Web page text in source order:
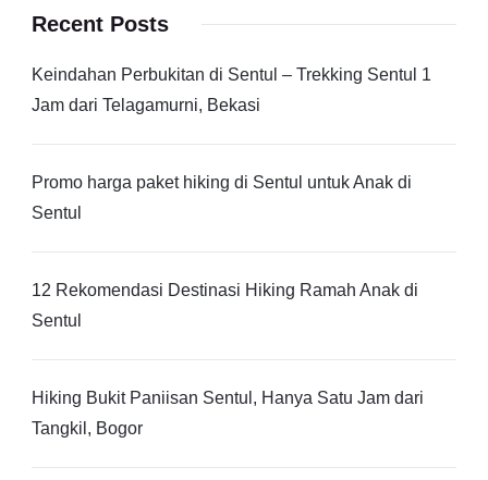
Recent Posts
Keindahan Perbukitan di Sentul – Trekking Sentul 1
Jam dari Telagamurni, Bekasi
Promo harga paket hiking di Sentul untuk Anak di
Sentul
12 Rekomendasi Destinasi Hiking Ramah Anak di
Sentul
Hiking Bukit Paniisan Sentul, Hanya Satu Jam dari
Tangkil, Bogor